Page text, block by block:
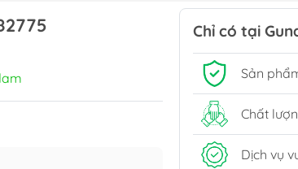
Chỉ có tại
Sản
Chất
Dịch vụ